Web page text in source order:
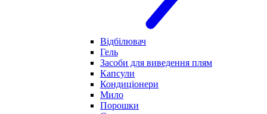
Відбілювач
Гель
Засоби для виведення плям
Капсули
Кондиціонери
Мило
Порошки